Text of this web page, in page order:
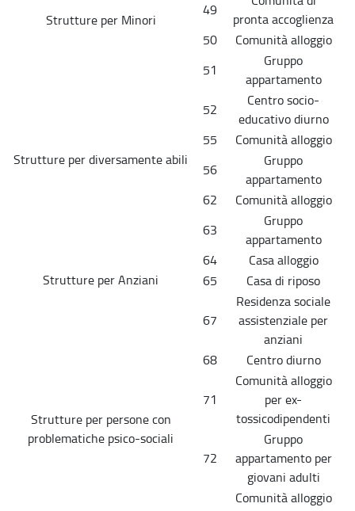
Strutture per Minori
49
pronta accoglienza
50
Comunità alloggio
51
Gruppo
appartamento
52
Centro socio-
educativo diurno
Strutture per diversamente abili
55
Comunità alloggio
56
Gruppo
appartamento
Strutture per Anziani
62
Comunità alloggio
63
Gruppo
appartamento
64
Casa alloggio
65
Casa di riposo
67
Residenza sociale
assistenziale per
anziani
68
Centro diurno
Strutture per persone con
problematiche psico-sociali
71
Comunità alloggio
per ex-
tossicodipendenti
72
Gruppo
appartamento per
giovani adulti
Comunità alloggio